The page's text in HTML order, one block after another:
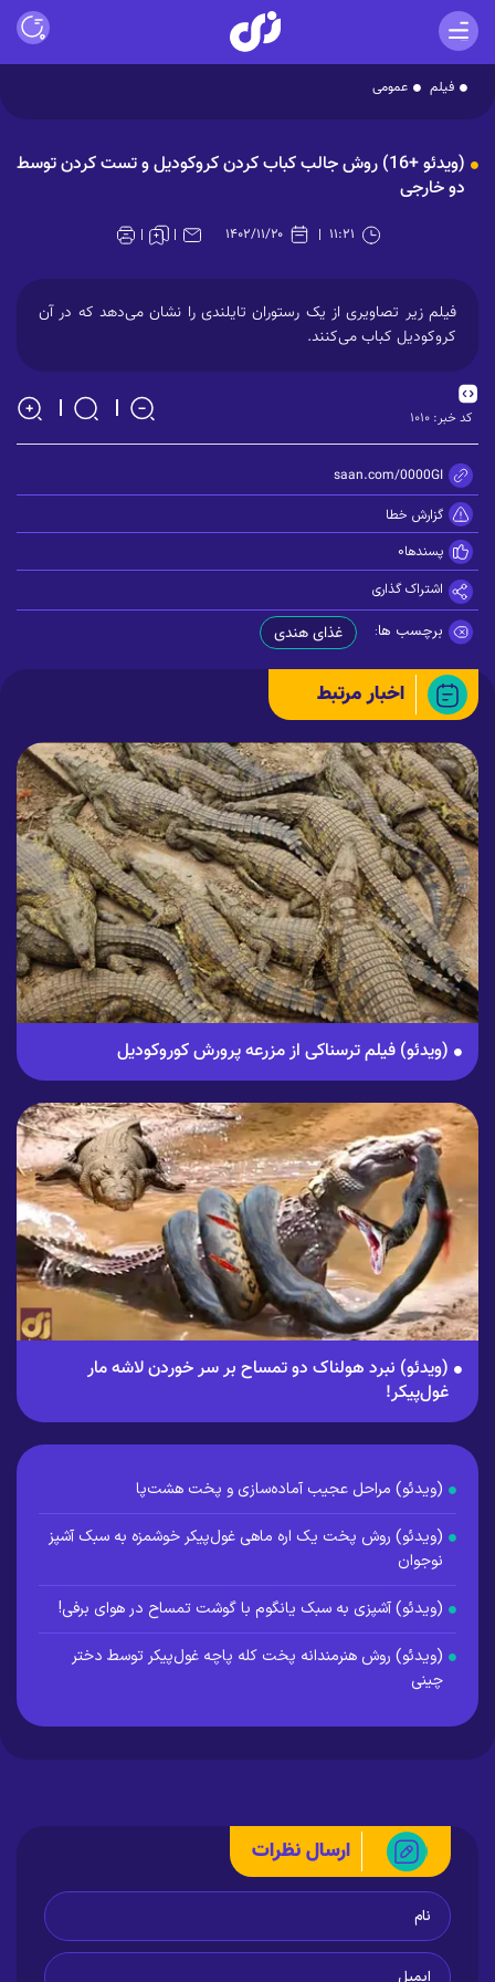
فیلم عمومی
Video
(ویدئو +16) روش جالب کباب کردن کروکودیل و تست کردن توسط
دو خارجی
۱۱:۲۱ ۱۴۰۲/۱۱/۲۰
فیلم زیر تصاویری از یک رستوران تایلندی را نشان می‌دهد که در آن
کروکودیل کباب می‌کنند.
کد خبر: ۱۰۱۰
https://zisaan.com/0000GI
گزارش خطا
پسندها0
اشتراک گذاری
برچسب ها: غذای هندی
اخبار مرتبط
(ویدئو) فیلم ترسناکی از مزرعه پرورش کوروکودیل
(ویدئو) نبرد هولناک دو تمساح بر سر خوردن لاشه مار
غول‌پیکر!
(ویدئو) مراحل عجیب آماده‌سازی و پخت هشت‌پا
(ویدئو) روش پخت یک اره ماهی غول‌پیکر خوشمزه به سبک آشپز
نوجوان
(ویدئو) آشپزی به سبک یانگوم با گوشت تمساح در هوای برفی!
(ویدئو) روش هنرمندانه پخت کله پاچه غول‌پیکر توسط دختر
چینی
ارسال نظرات